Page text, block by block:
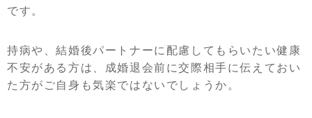
です。
持病や、結婚後パートナーに配慮してもらいたい健康
不安がある方は、成婚退会前に交際相手に伝えておい
た方がご自身も気楽ではないでしょうか。